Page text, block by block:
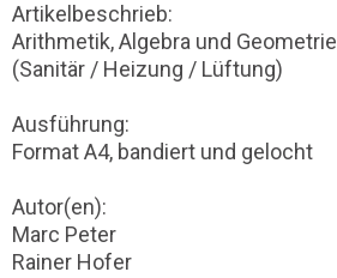
Artikelbeschrieb:
Arithmetik, Algebra und Geometrie
(Sanitär / Heizung / Lüftung)
Ausführung:
Format A4, bandiert und gelocht
Autor(en):
Marc Peter
Rainer Hofer